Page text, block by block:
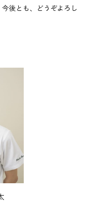
後とも、どうぞよろし